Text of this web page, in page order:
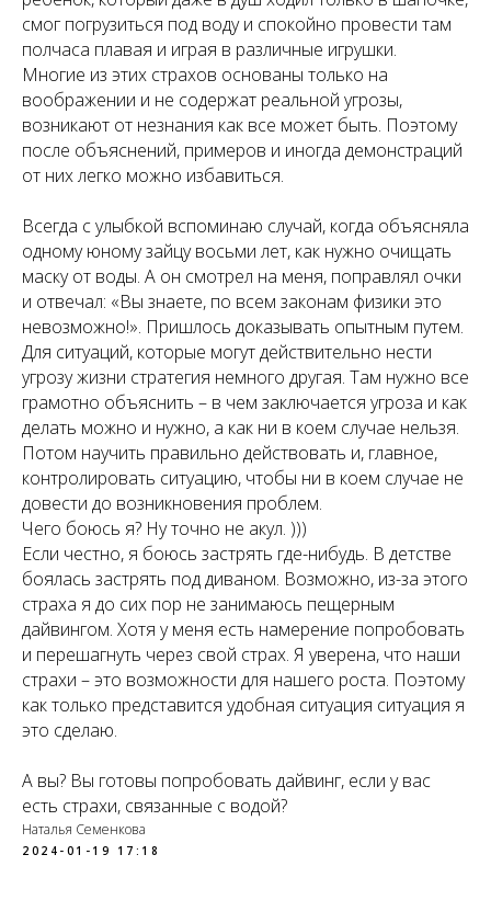
смог погрузиться под воду и спокойно провести там
полчаса плавая и играя в различные игрушки.
Многие из этих страхов основаны только на
воображении и не содержат реальной угрозы,
возникают от незнания как все может быть. Поэтому
после объяснений, примеров и иногда демонстраций
от них легко можно избавиться.
Всегда с улыбкой вспоминаю случай, когда объясняла
одному юному зайцу восьми лет, как нужно очищать
маску от воды. А он смотрел на меня, поправлял очки
и отвечал: «Вы знаете, по всем законам физики это
невозможно!». Пришлось доказывать опытным путем.
Для ситуаций, которые могут действительно нести
угрозу жизни стратегия немного другая. Там нужно все
грамотно объяснить – в чем заключается угроза и как
делать можно и нужно, а как ни в коем случае нельзя.
Потом научить правильно действовать и, главное,
контролировать ситуацию, чтобы ни в коем случае не
довести до возникновения проблем.
Чего боюсь я? Ну точно не акул. )))
Если честно, я боюсь застрять где-нибудь. В детстве
боялась застрять под диваном. Возможно, из-за этого
страха я до сих пор не занимаюсь пещерным
дайвингом. Хотя у меня есть намерение попробовать
и перешагнуть через свой страх. Я уверена, что наши
страхи – это возможности для нашего роста. Поэтому
как только представится удобная ситуация ситуация я
это сделаю.
А вы? Вы готовы попробовать дайвинг, если у вас
есть страхи, связанные с водой?
Наталья Семенкова
2024-01-19 17:18